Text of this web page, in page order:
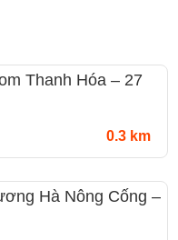
Thanh Hóa – 27
0.3 km
Hà Nông Cống –